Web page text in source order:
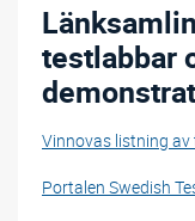
testlabbar
Vinnovas listning
Portalen Swedish